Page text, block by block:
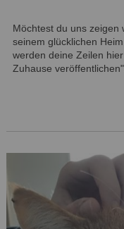
Möchtest du uns zeigen
seinem glücklichen
werden deine Zeilen
Zuhause